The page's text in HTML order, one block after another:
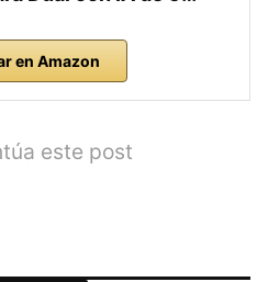
en Amazon
este post